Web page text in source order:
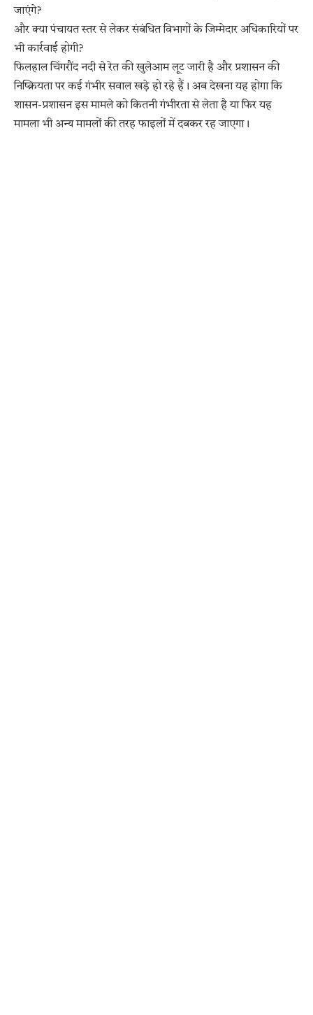
जाएंगे?
और क्या पंचायत स्तर से लेकर संबंधित विभागों के जिम्मेदार अधिकारियों पर
भी कार्रवाई होगी?
फिलहाल चिंगरौंद नदी से रेत की खुलेआम लूट जारी है और प्रशासन की
निष्क्रियता पर कई गंभीर सवाल खड़े हो रहे हैं। अब देखना यह होगा कि
शासन-प्रशासन इस मामले को कितनी गंभीरता से लेता है या फिर यह
मामला भी अन्य मामलों की तरह फाइलों में दबकर रह जाएगा।